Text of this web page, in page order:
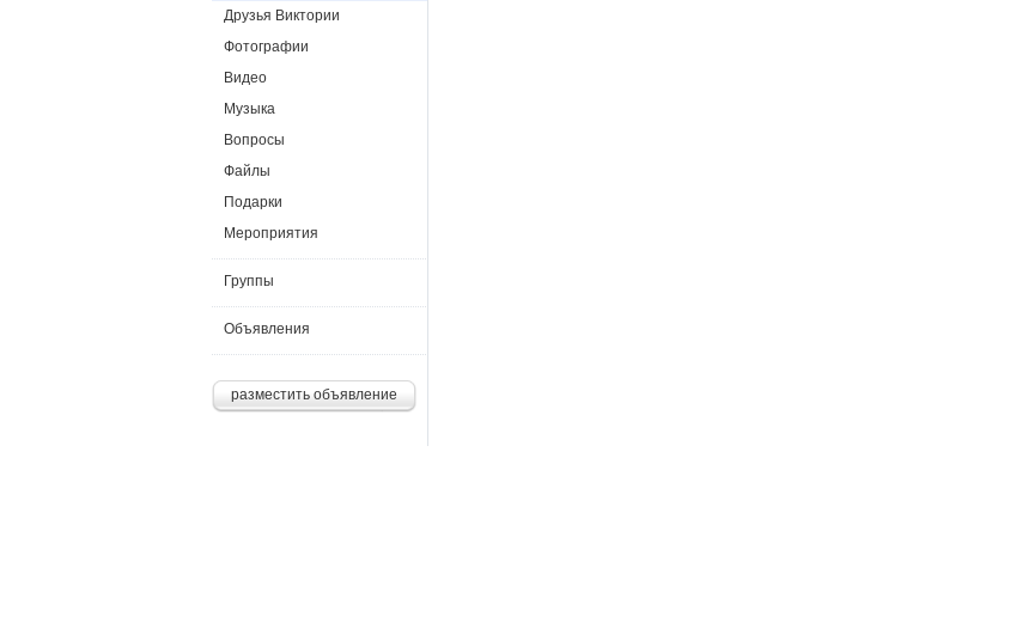
Друзья Виктории
Фотографии
Видео
Музыка
Вопросы
Файлы
Подарки
Мероприятия
Группы
Объявления
разместить объявление